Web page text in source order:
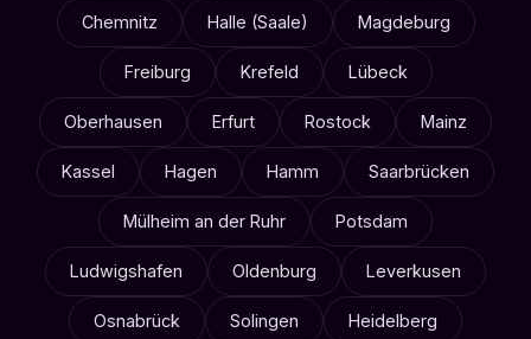
Chemnitz Halle (Saale) Magdeburg
Freiburg Krefeld Lübeck
Oberhausen Erfurt Rostock Mainz
Kassel Hagen Hamm Saarbrücken
Mülheim an der Ruhr Potsdam
Ludwigshafen Oldenburg Leverkusen
Osnabrück Solingen Heidelberg